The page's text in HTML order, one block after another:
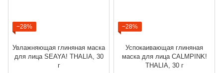
−28%
Увлажняющая глиняная маска
для лица SEAYA! THALIA, 30
г
−28%
Успокаивающая глиняная
маска для лица CALMPINK!
THALIA, 30 г